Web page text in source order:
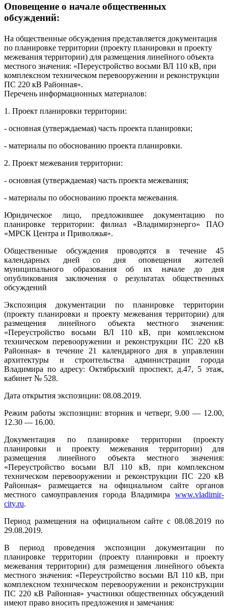
Оповещение о начале общественных
обсуждений:
На общественные обсуждения представляется документация
по планировке территории (проекту планировки и проекту
межевания территории) для размещения линейного объекта
местного значения: «Переустройство восьми ВЛ 110 кВ, при
комплексном техническом перевооружении и реконструкции
ПС 220 кВ Районная».
Перечень информационных материалов:
1. Проект планировки территории:
- основная (утверждаемая) часть проекта планировки;
- материалы по обоснованию проекта планировки.
2. Проект межевания территории:
- основная (утверждаемая) часть проекта межевания;
- материалы по обоснованию проекта межевания.
Юридическое лицо, предложившее документацию по
планировке территории: филиал «Владимирэнерго» ПАО
«МРСК Центра и Приволжья».
Общественные обсуждения проводятся в течение 45
календарных дней со дня оповещения жителей
муниципального образования об их начале до дня
опубликования заключения о результатах общественных
обсуждений
Экспозиция документации по планировке территории
(проекту планировки и проекту межевания территории) для
размещения линейного объекта местного значения:
«Переустройство восьми ВЛ 110 кВ, при комплексном
техническом перевооружении и реконструкции ПС 220 кВ
Районная» в течение 21 календарного дня в управлении
архитектуры и строительства администрации города
Владимира по адресу: Октябрьский проспект, д.47, 5 этаж,
кабинет № 528.
Дата открытия экспозиции: 08.08.2019.
Режим работы экспозиции: вторник и четверг, 9.00 — 12.00,
12.30 — 16.00.
Документация по планировке территории (проекту
планировки и проекту межевания территории) для
размещения линейного объекта местного значения:
«Переустройство восьми ВЛ 110 кВ, при комплексном
техническом перевооружении и реконструкции ПС 220 кВ
Районная» размещается на официальном сайте органов
местного самоуправления города Владимира www.vladimir-
city.ru.
Период размещения на официальном сайте с 08.08.2019 по
29.08.2019.
В период проведения экспозиции документации по
планировке территории (проекту планировки и проекту
межевания территории) для размещения линейного объекта
местного значения: «Переустройство восьми ВЛ 110 кВ, при
комплексном техническом перевооружении и реконструкции
ПС 220 кВ Районная» участники общественных обсуждений
имеют право вносить предложения и замечания: